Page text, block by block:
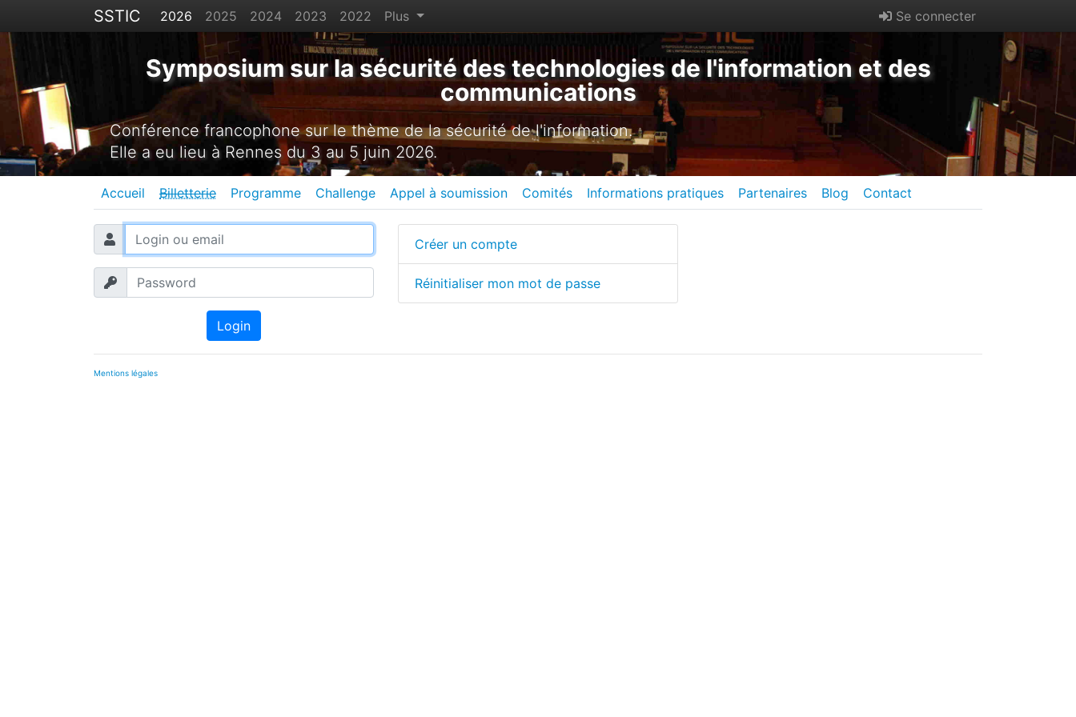
SSTIC 2026 2025 2024 2023 2022 Plus Se connecter
Symposium sur la sécurité des technologies de l'information et des
communications
Conférence francophone sur le thème de la sécurité de l'information.
Elle a eu lieu à Rennes du 3 au 5 juin 2026.
Accueil Billetterie Programme Challenge Appel à soumission Comités Informations pratiques Partenaires Blog Contact
Login
Créer un compte
Réinitialiser mon mot de passe
Mentions légales